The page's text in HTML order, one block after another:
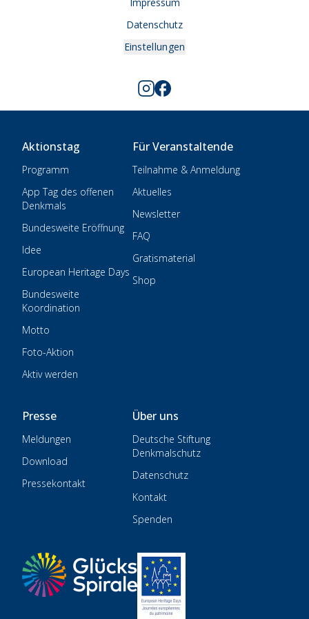
Impressum
Datenschutz
Einstellungen
Aktionstag
Programm
App Tag des offenen
Denkmals
Bundesweite Eröffnung
Idee
European Heritage Days
Bundesweite
Koordination
Motto
Foto-Aktion
Aktiv werden
Für Veranstaltende
Teilnahme & Anmeldung
Aktuelles
Newsletter
FAQ
Gratismaterial
Shop
Presse
Meldungen
Download
Pressekontakt
Über uns
Deutsche Stiftung
Denkmalschutz
Datenschutz
Kontakt
Spenden